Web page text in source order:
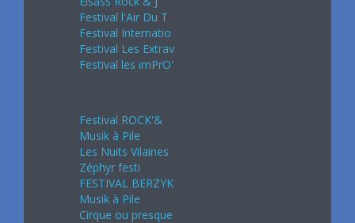
Festival l'Air Du T
Festival Internatio
Festival Les Extrav
Festival les imPrO'
Festival ROCK'&
Musik à Pile
Les Nuits Vilaines
Zéphyr festi
FESTIVAL BERZYK
Musik à Pile
Cirque ou presque